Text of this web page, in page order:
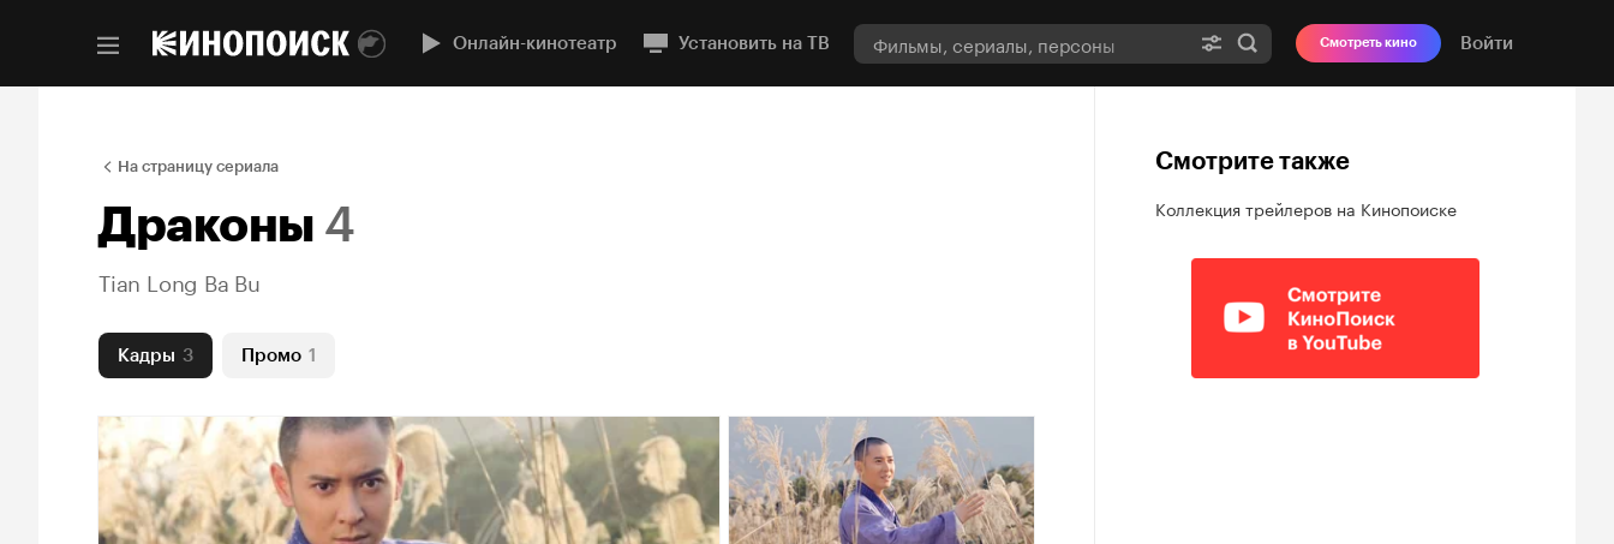
Онлайн-кинотеатр Установить на ТВ Смотреть кино Войти
На страницу сериала
Драконы 4
Tian Long Ba Bu
Кадры 3 Промо 1
Смотрите также
Коллекция трейлеров на Кинопоиске